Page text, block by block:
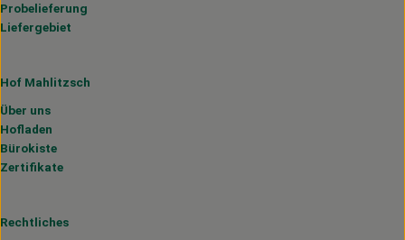
Probelieferung
Liefergebiet
Hof Mahlitzsch
Über uns
Hofladen
Bürokiste
Zertifikate
Rechtliches